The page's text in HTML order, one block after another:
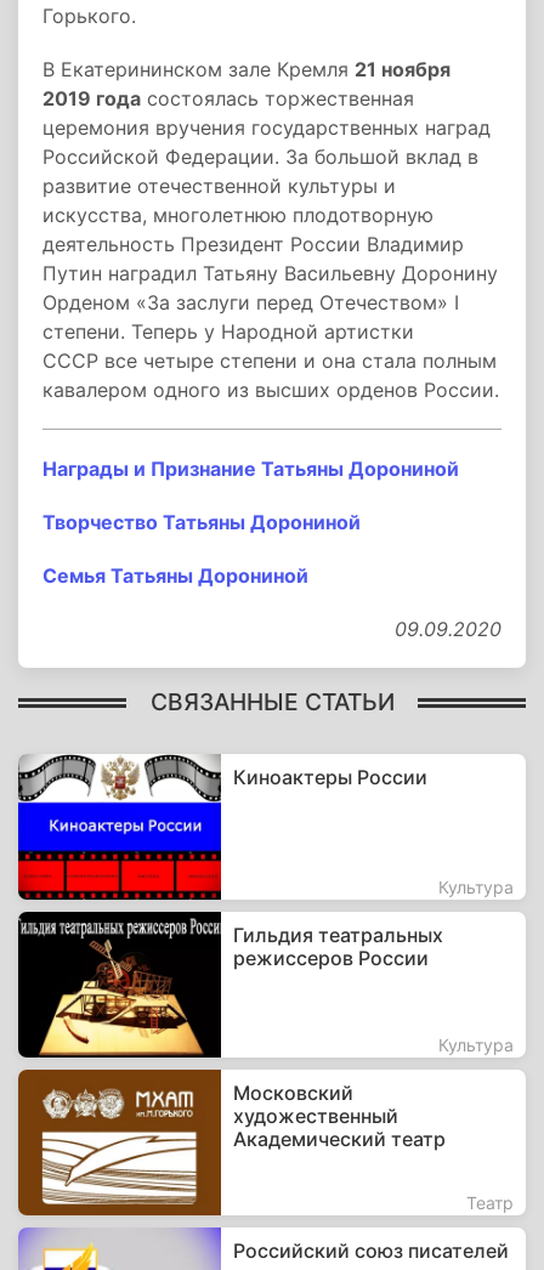
Горького.
В Екатерининском зале Кремля 21 ноября
2019 года состоялась торжественная
церемония вручения государственных наград
Российской Федерации. За большой вклад в
развитие отечественной культуры и
искусства, многолетнюю плодотворную
деятельность Президент России Владимир
Путин наградил Татьяну Васильевну Доронину
Орденом «За заслуги перед Отечеством» I
степени. Теперь у Народной артистки
СССР все четыре степени и она стала полным
кавалером одного из высших орденов России.
Награды и Признание Татьяны Дорониной
Творчество Татьяны Дорониной
Семья Татьяны Дорониной
09.09.2020
СВЯЗАННЫЕ СТАТЬИ
Киноактеры России
Культура
Гильдия театральных
режиссеров России
Культура
Московский
художественный
Академический театр
Театр
Российский союз писателей